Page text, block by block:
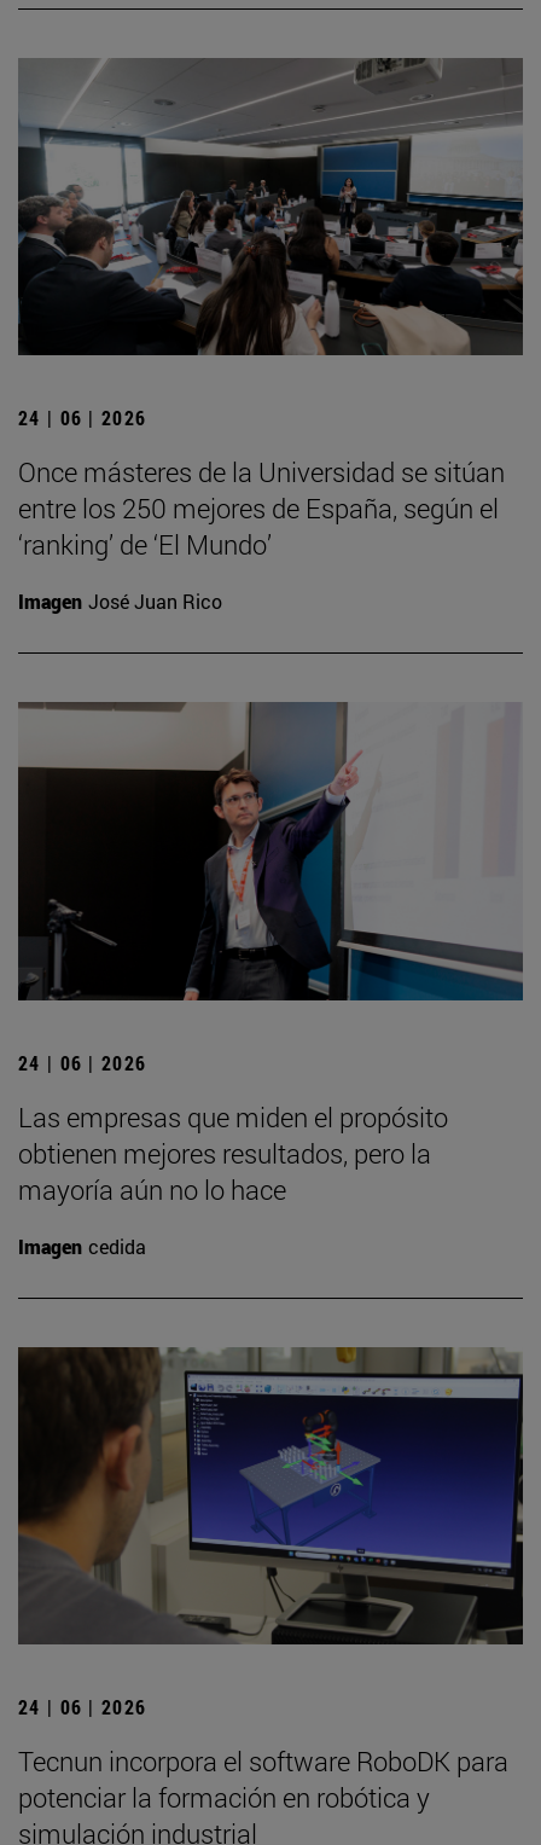
24 | 06 | 2026
Once másteres de la Universidad se sitúan
entre los 250 mejores de España, según el
‘ranking’ de ‘El Mundo’
Imagen José Juan Rico
24 | 06 | 2026
Las empresas que miden el propósito
obtienen mejores resultados, pero la
mayoría aún no lo hace
Imagen cedida
24 | 06 | 2026
Tecnun incorpora el software RoboDK para
potenciar la formación en robótica y
simulación industrial